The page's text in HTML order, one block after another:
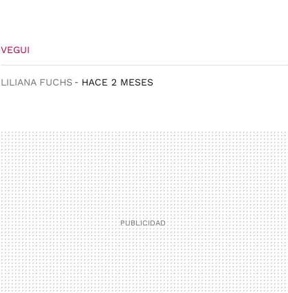
VEGUI
LILIANA FUCHS HACE 2 MESES